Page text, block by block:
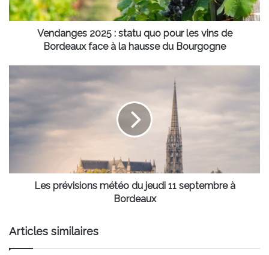
vins
de
Bordeaux
hausse
du
Vendanges 2025 : statu quo pour les vins de
Bordeaux face à la hausse du Bourgogne
prévisions
météo
Bordeaux
Les prévisions météo du jeudi 11 septembre à
Bordeaux
Articles similaires